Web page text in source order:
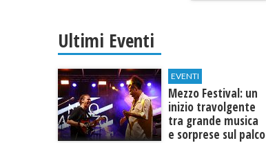
Ultimi Eventi
EVENTI
Mezzo Festival: un
inizio travolgente
tra grande musica
e sorprese sul palco